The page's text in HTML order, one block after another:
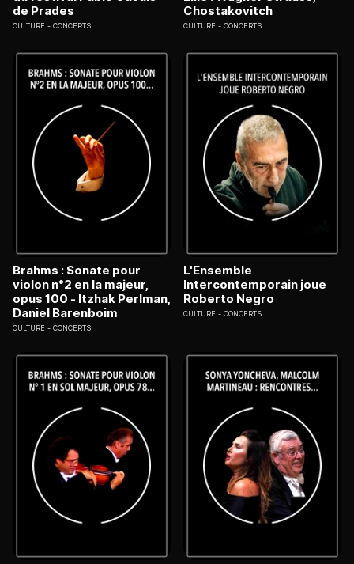
de Prades
CULTURE CONCERTS
Chostakovitch
CULTURE CONCERTS
Brahms : Sonate pour
violon n°2 en la majeur,
opus 100 - Itzhak Perlman,
Daniel Barenboim
CULTURE CONCERTS
L'Ensemble
Intercontemporain joue
Roberto Negro
CULTURE CONCERTS